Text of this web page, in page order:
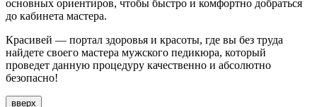
основных ориентиров, чтобы быстро и комфортно добраться
до кабинета мастера.
Красивей — портал здоровья и красоты, где вы без труда
найдете своего мастера мужского педикюра, который
проведет данную процедуру качественно и абсолютно
безопасно!
вверх